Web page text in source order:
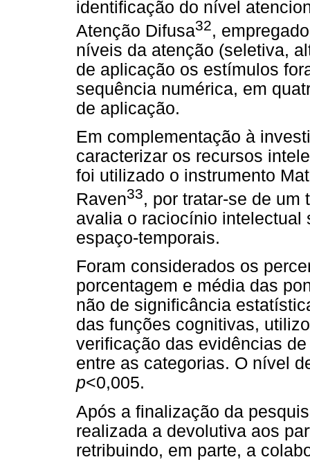
identificação do nível
Atenção Difusa32,
níveis da atenção (seletiva,
de aplicação os estímulos
sequência numérica, em
de aplicação.
Em complementação à
caracterizar os recursos
foi utilizado o instrumento
Raven33, por tratar-se de um
avalia o raciocínio intelectual
espaço-temporais.
Foram considerados os
porcentagem e média das
não de significância
das funções cognitivas,
verificação das evidências
entre as categorias. O nível
p<0,005.
Após a finalização da
realizada a devolutiva aos
retribuindo, em parte, a